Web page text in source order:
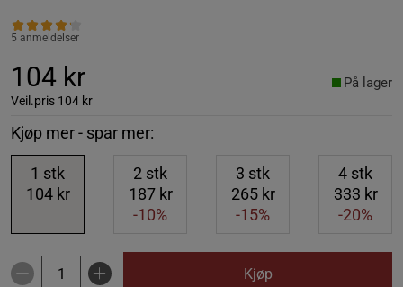
5 anmeldelser
104 kr
Veil.pris 104 kr
På lager
Kjøp mer - spar mer:
1 stk
104 kr
2 stk
187 kr
-10%
3 stk
265 kr
-15%
4 stk
333 kr
-20%
Kjøp